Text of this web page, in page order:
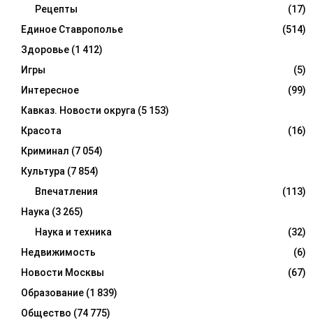
Рецепты
(17)
Единое Ставрополье
(514)
Здоровье (1 412)
Игры
(5)
Интересное
(99)
Кавказ. Новости округа (5 153)
Красота
(16)
Криминал (7 054)
Культура (7 854)
Впечатления
(113)
Наука (3 265)
Наука и техника
(32)
Недвижимость
(6)
Новости Москвы
(67)
Образование (1 839)
Общество (74 775)